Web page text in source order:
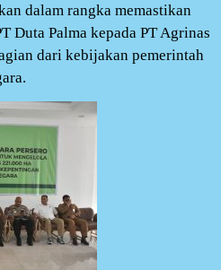
dalam rangka memastikan
Duta Palma kepada PT Agrinas
dari kebijakan pemerintah